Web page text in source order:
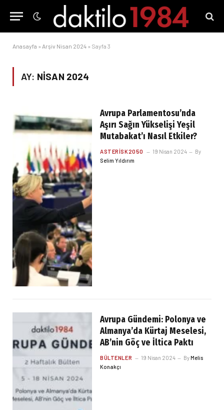
Anasayfa » Arşiv Nisan 2024 » Sayfa 3
AY: NISAN 2024
Avrupa Parlamentosu’nda
Aşırı Sağın Yükselişi Yeşil
Mutabakat’ı Nasıl Etkiler?
ASTERISK2050 19 Nisan 2024
By
Selim Yıldırım
Avrupa Gündemi: Polonya ve
Almanya’da Kürtaj Meselesi,
AB’nin Göç ve İltica Paktı
BÜLTENLER 19 Nisan 2024 ByMelis
Konakçı